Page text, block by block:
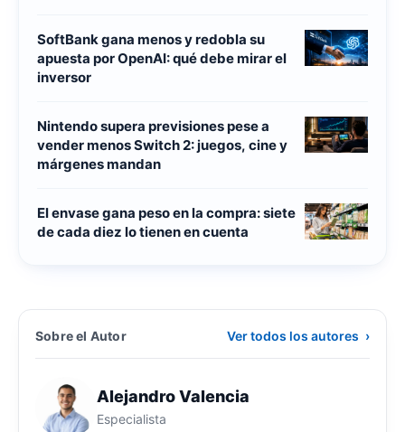
SoftBank gana menos y redobla su
apuesta por OpenAI: qué debe mirar el
inversor
Nintendo supera previsiones pese a
vender menos Switch 2: juegos, cine y
márgenes mandan
El envase gana peso en la compra: siete
de cada diez lo tienen en cuenta
Sobre el Autor Ver todos los autores ›
Alejandro Valencia
Especialista